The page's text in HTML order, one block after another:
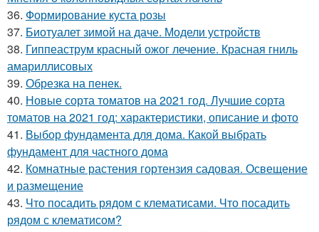
36. Формирование куста розы
37. Биотуалет зимой на даче. Модели устройств
38. Гиппеаструм красный ожог лечение. Красная гниль
амариллисовых
39. Обрезка на пенек.
40. Новые сорта томатов на 2021 год. Лучшие сорта
томатов на 2021 год: характеристики, описание и фото
41. Выбор фундамента для дома. Какой выбрать
фундамент для частного дома
42. Комнатные растения гортензия садовая. Освещение
и размещение
43. Что посадить рядом с клематисами. Что посадить
рядом с клематисом?